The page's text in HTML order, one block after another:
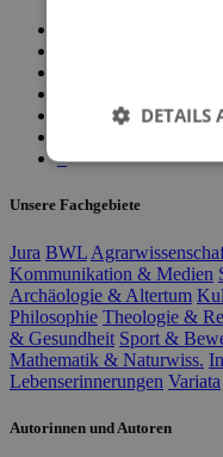
»
Unsere Fachgebiete
Jura BWL
Kommunikation & Medien
Archäologie & Altertum
Philosophie Theologie &
& Gesundheit Sport &
Mathematik & Naturwiss.
Lebenserinnerungen Variata
Autorinnen und Autoren
DETAILS